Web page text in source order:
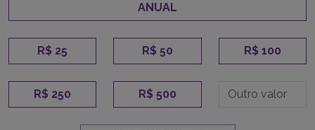
ANUAL
R$ 25 R$ 50 R$ 100
R$ 250 R$ 500